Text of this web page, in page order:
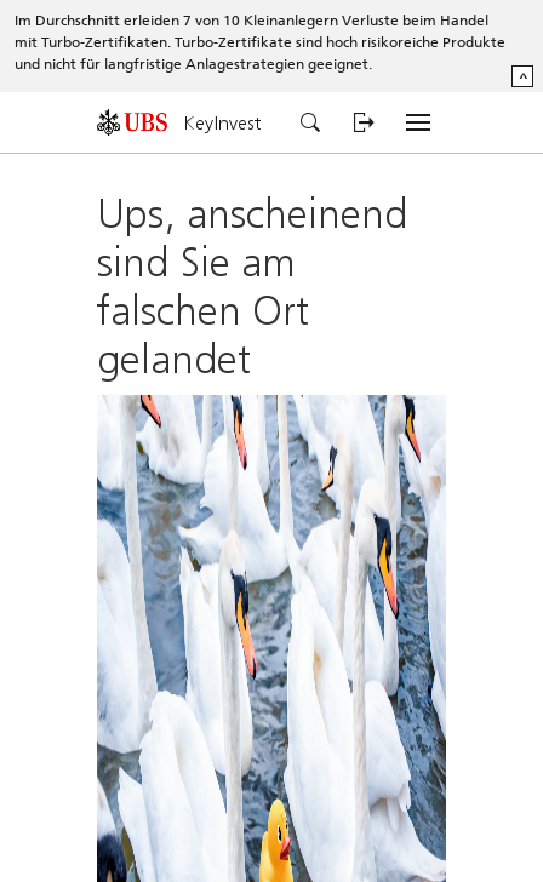
Im Durchschnitt erleiden 7 von 10 Kleinanlegern Verluste beim Handel
mit Turbo-Zertifikaten. Turbo-Zertifikate sind hoch risikoreiche Produkte
und nicht für langfristige Anlagestrategien geeignet.
^
KeyInvest
Ups, anscheinend
sind Sie am
falschen Ort
gelandet